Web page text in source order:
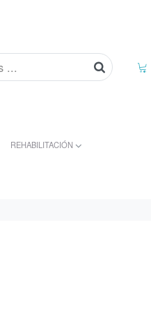
REHABILITACIÓN